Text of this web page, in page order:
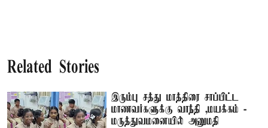
Related Stories
இரும்பு சத்து மாத்திரை சாப்பிட்ட
மாணவர்களுக்கு வாந்தி ,மயக்கம் -
மருத்துவமனையில் அனுமதி